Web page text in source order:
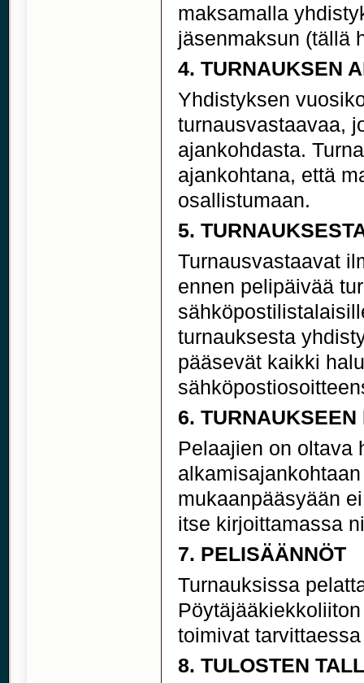
maksamalla
jäsenmaksun (tällä
4. TURNAUKSEN
Yhdistyksen
turnausvastaavaa,
ajankohdasta.
ajankohtana, että
osallistumaan.
5.
Turnausvastaavat
ennen pelipäivää
turnauksesta
pääsevät kaikki
6. TURNAUKSEEN
Pelaajien on oltava
mukaanpääsyään
itse kirjoittamassa
7. PELISÄÄNNÖT
Turnauksissa
toimivat
8. TULOSTEN